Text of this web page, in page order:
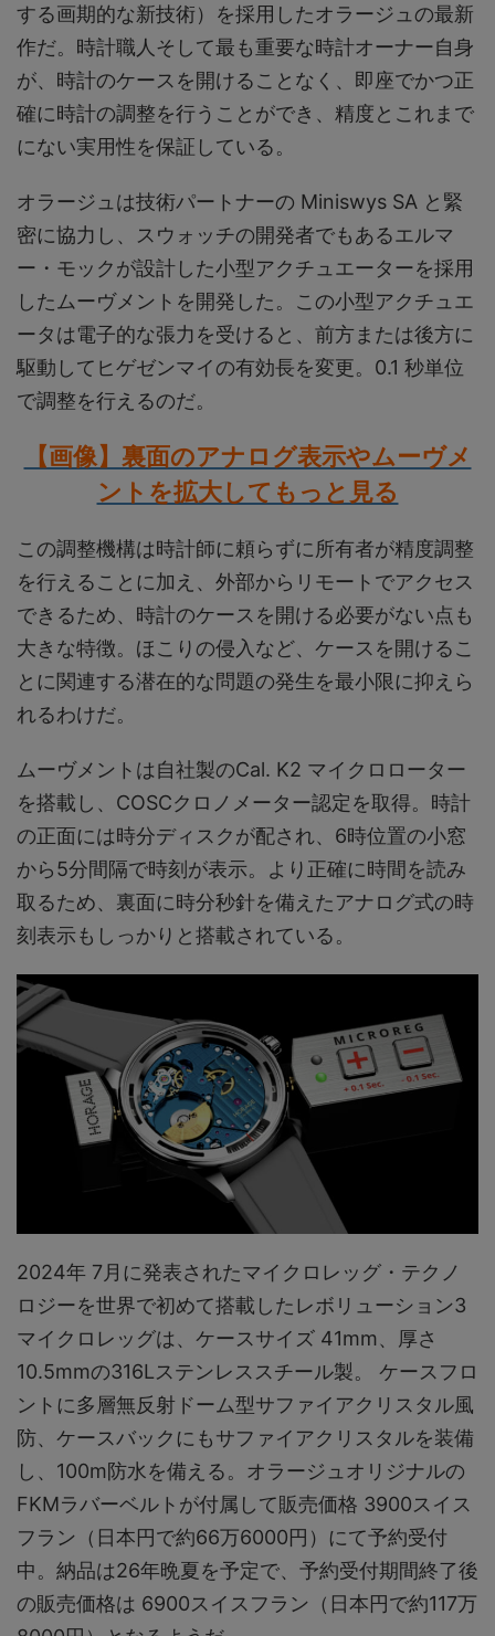
する画期的な新技術）を採用したオラージュの最新
作だ。時計職人そして最も重要な時計オーナー自身
が、時計のケースを開けることなく、即座でかつ正
確に時計の調整を行うことができ、精度とこれまで
にない実用性を保証している。
オラージュは技術パートナーの Miniswys SA と緊
密に協力し、スウォッチの開発者でもあるエルマ
ー・モックが設計した小型アクチュエーターを採用
したムーヴメントを開発した。この小型アクチュエ
ータは電子的な張力を受けると、前方または後方に
駆動してヒゲゼンマイの有効長を変更。0.1 秒単位
で調整を行えるのだ。
【画像】裏面のアナログ表示やムーヴメ
ントを拡大してもっと見る
この調整機構は時計師に頼らずに所有者が精度調整
を行えることに加え、外部からリモートでアクセス
できるため、時計のケースを開ける必要がない点も
大きな特徴。ほこりの侵入など、ケースを開けるこ
とに関連する潜在的な問題の発生を最小限に抑えら
れるわけだ。
ムーヴメントは自社製のCal. K2 マイクロローター
を搭載し、COSCクロノメーター認定を取得。時計
の正面には時分ディスクが配され、6時位置の小窓
から5分間隔で時刻が表示。より正確に時間を読み
取るため、裏面に時分秒針を備えたアナログ式の時
刻表示もしっかりと搭載されている。
2024年 7月に発表されたマイクロレッグ・テクノ
ロジーを世界で初めて搭載したレボリューション3
マイクロレッグは、ケースサイズ 41mm、厚さ
10.5mmの316Lステンレススチール製。 ケースフロ
ントに多層無反射ドーム型サファイアクリスタル風
防、ケースバックにもサファイアクリスタルを装備
し、100m防水を備える。オラージュオリジナルの
FKMラバーベルトが付属して販売価格 3900スイス
フラン（日本円で約66万6000円）にて予約受付
中。納品は26年晩夏を予定で、予約受付期間終了後
の販売価格は 6900スイスフラン（日本円で約117万